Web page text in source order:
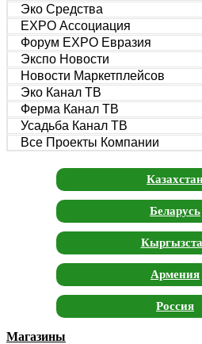
Эко Средства
EXPO Ассоциация
Форум EXPO Евразия
Экспо Новости
Новости Маркетплейсов
Эко Канал ТВ
Ферма Канал ТВ
Усадьба Канал ТВ
Все Проекты Компании
Беларусь
Армения
Россия
Магазины